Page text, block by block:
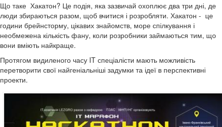
Що таке Хакатон? Це подія, яка зазвичай охоплює два три дні, де
люди збираються разом, щоб вчитися і розробляти. Хакатон - це
години брейнсторму, цікавих знайомств, море спілкування і
необмежена кількість фану, коли розробники займаються тим, що
вони вміють найкраще.
Протягом видиленого часу IT спеціалісти мають можливість
перетворити свої найгеніальніші задумки та ідеї в перспективні
проекти.